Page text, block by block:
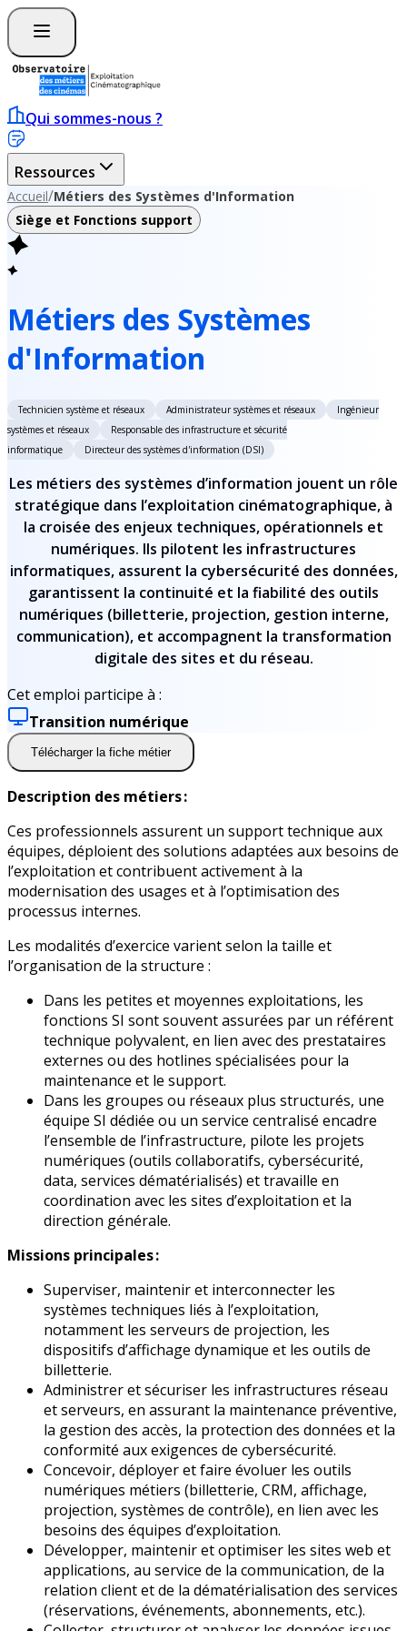
Qui sommes-nous ?
Ressources
Accueil/Métiers des Systèmes d'Information
Siège et Fonctions support
Métiers des Systèmes
d'Information
Technicien système et réseaux Administrateur systèmes et réseaux
Ingénieur
systèmes et réseaux
Responsable des infrastructure et sécurité
informatique
Directeur des systèmes d'information (DSI)
Les métiers des systèmes d’information jouent un rôle
stratégique dans l’exploitation cinématographique, à
la croisée des enjeux techniques, opérationnels et
numériques. Ils pilotent les infrastructures
informatiques, assurent la cybersécurité des données,
garantissent la continuité et la fiabilité des outils
numériques (billetterie, projection, gestion interne,
communication), et accompagnent la transformation
digitale des sites et du réseau.
Cet emploi participe à :
Transition numérique
Télécharger la fiche métier
Description des métiers :
Ces professionnels assurent un support technique aux
équipes, déploient des solutions adaptées aux besoins de
l’exploitation et contribuent activement à la
modernisation des usages et à l’optimisation des
processus internes.
Les modalités d’exercice varient selon la taille et
l’organisation de la structure :
Dans les petites et moyennes exploitations, les
fonctions SI sont souvent assurées par un référent
technique polyvalent, en lien avec des prestataires
externes ou des hotlines spécialisées pour la
maintenance et le support.
Dans les groupes ou réseaux plus structurés, une
équipe SI dédiée ou un service centralisé encadre
l’ensemble de l’infrastructure, pilote les projets
numériques (outils collaboratifs, cybersécurité,
data, services dématérialisés) et travaille en
coordination avec les sites d’exploitation et la
direction générale.
Missions principales :
Superviser, maintenir et interconnecter les
systèmes techniques liés à l’exploitation,
notamment les serveurs de projection, les
dispositifs d’affichage dynamique et les outils de
billetterie.
Administrer et sécuriser les infrastructures réseau
et serveurs, en assurant la maintenance préventive,
la gestion des accès, la protection des données et la
conformité aux exigences de cybersécurité.
Concevoir, déployer et faire évoluer les outils
numériques métiers (billetterie, CRM, affichage,
projection, systèmes de contrôle), en lien avec les
besoins des équipes d’exploitation.
Développer, maintenir et optimiser les sites web et
applications, au service de la communication, de la
relation client et de la dématérialisation des services
(réservations, événements, abonnements, etc.).